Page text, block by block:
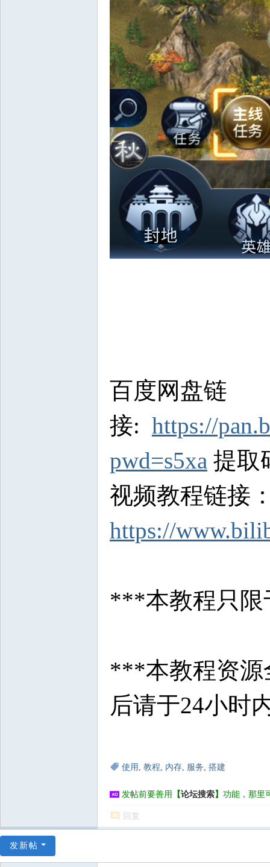
百度网盘链
接: https://
pwd=s5xa 提取
视频教程链接
https://
***本教程只限
***本教程资源
后请于24小时
使用 , 教程, 内存, 服务, 搭建
发帖前要善用 【论坛搜索】 功能，那里
回复
发新帖